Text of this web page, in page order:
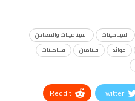
الفيتامينات
الفيتامينات والمعادن
فوائد فيتامين
فيتامينات
Twitter
ReddIt